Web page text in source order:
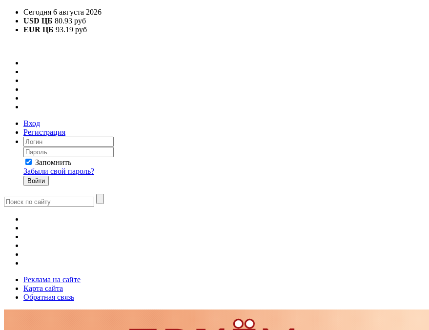
Сегодня 6 августа 2026
USD ЦБ 80.93 руб
EUR ЦБ 93.19 руб
Вход
Регистрация
Запомнить
Забыли свой пароль?
Реклама на сайте
Карта сайта
Обратная связь